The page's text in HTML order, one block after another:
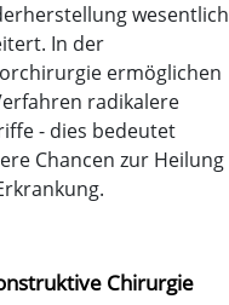
wesentlich
In der
ermöglichen
radikalere
- dies bedeutet
Chancen zur Heilung
Chirurgie